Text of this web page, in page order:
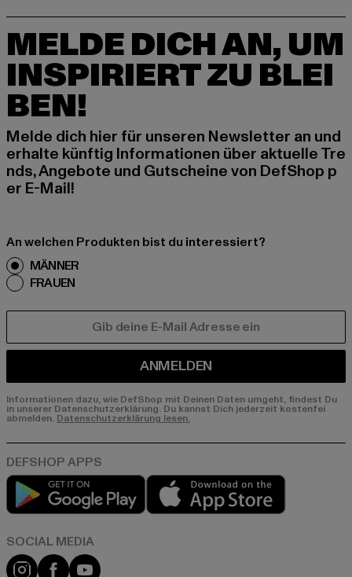
MELDE DICH AN, UM
INSPIRIERT ZU BLEI
BEN!
Melde dich hier für unseren Newsletter an und
erhalte künftig Informationen über aktuelle Tre
nds, Angebote und Gutscheine von DefShop p
er E-Mail!
An welchen Produkten bist du interessiert?
MÄNNER
FRAUEN
ANMELDEN
Informationen dazu, wie DefShop mit Deinen Daten umgeht, findest Du
in unserer Datenschutzerklärung. Du kannst Dich jederzeit kostenfei
abmelden. Datenschutzerklärung lesen.
Play market
Instagram
FacebookYouTube